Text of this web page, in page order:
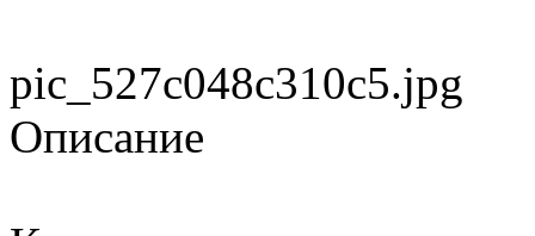
pic_527c048c310c5.jpg
Описание